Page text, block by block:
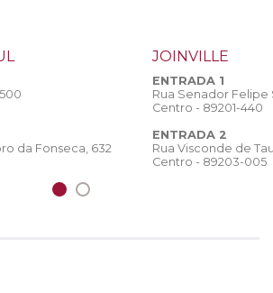
da Fonseca, 632
JOINVILLE
ENTRADA 1
Rua Senador
Centro - 89201-440
ENTRADA 2
Rua Visconde de
Centro - 89203-005